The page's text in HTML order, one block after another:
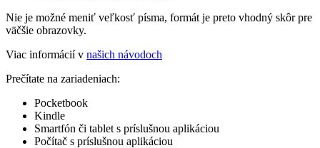
Nie je možné meniť veľkosť písma, formát je preto vhodný skôr pre
väčšie obrazovky.
Viac informácií v našich návodoch
Prečítate na zariadeniach:
Pocketbook
Kindle
Smartfón či tablet s príslušnou aplikáciou
Počítač s príslušnou aplikáciou